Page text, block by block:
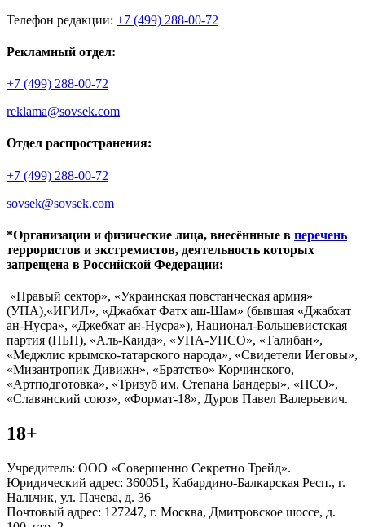
Телефон редакции: +7 (499) 288-00-72
Рекламный отдел:
+7 (499) 288-00-72
reklama@sovsek.com
Отдел распространения:
+7 (499) 288-00-72
sovsek@sovsek.com
*Организации и физические лица, внесённные в перечень
террористов и экстремистов, деятельность которых
запрещена в Российской Федерации:
«Правый сектор», «Украинская повстанческая армия»
(УПА),«ИГИЛ», «Джабхат Фатх аш-Шам» (бывшая «Джабхат
ан-Нусра», «Джебхат ан-Нусра»), Национал-Большевистская
партия (НБП), «Аль-Каида», «УНА-УНСО», «Талибан»,
«Меджлис крымско-татарского народа», «Свидетели Иеговы»,
«Мизантропик Дивижн», «Братство» Корчинского,
«Артподготовка», «Тризуб им. Степана Бандеры», «НСО»,
«Славянский союз», «Формат-18», Дуров Павел Валерьевич.
18+
Учредитель: ООО «Совершенно Секретно Трейд».
Юридический адрес: 360051, Кабардино-Балкарская Респ., г.
Нальчик, ул. Пачева, д. 36
Почтовый адрес: 127247, г. Москва, Дмитровское шоссе, д.